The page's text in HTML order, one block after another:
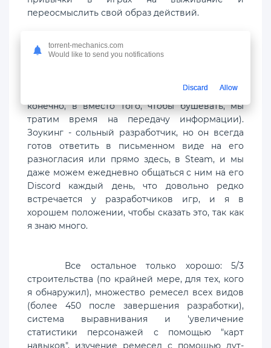
переосмыслить свой образ действий.
Игра не свободна от сбоев (задержки на
исправляет их по мере их поступления (так,
конечно, в вместо того, чтобы бушевать, мы
тратим время на передачу информации).
Зоукинг - сольный разработчик, но он всегда
готов ответить в письменном виде на его
разногласия или прямо здесь, в Steam, и мы
даже можем ежедневно общаться с ним на его
Discord каждый день, что довольно редко
встречается у разработчиков игр, и я в
хорошем положении, чтобы сказать это, так как
я знаю много.
Все остальное только хорошо: 5/3
строительства (по крайней мере, для тех, кого
я обнаружил), множество ремесел всех видов
(более 450 после завершения разработки),
система выравнивания и 'увеличение
статистики персонажей с помощью "карт
навыков", изучение ремесел с помощью лут-
torrent-mechanics.com
Would like to send you notifications
Discard Allow